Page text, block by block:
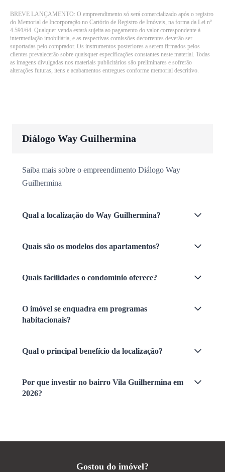
BREVE LANÇAMENTO: O empreendimento só será comercializado após o registro
do Memorial de Incorporação no Cartório de Registro de Imóveis, na forma da Lei nº
4.591/64. Qualquer venda estará sujeita ao pagamento do valor correspondente à
intermediação imobiliária, e as respectivas comissões decorrentes deverão ser
suportadas pelo comprador. Os instrumentos posteriores a serem firmados pelos
clientes prevalecerão sobre quaisquer especificações constantes neste material. Todas
as imagens divulgadas nos materiais publicitários são preliminares e sofrerão
alterações futuras, itens e acabamentos entregues conforme memorial descritivo.
Diálogo Way Guilhermina
Saiba mais sobre o empreendimento Diálogo Way
Guilhermina
Qual a localização do Way Guilhermina?
Quais são os modelos dos apartamentos?
Quais facilidades o condomínio oferece?
O imóvel se enquadra em programas
habitacionais?
Qual o principal benefício da localização?
Por que investir no bairro Vila Guilhermina em
2026?
Gostou do imóvel?